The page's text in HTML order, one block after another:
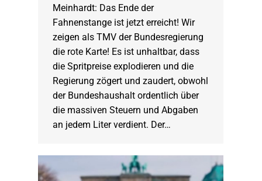
Meinhardt: Das Ende der
Fahnenstange ist jetzt erreicht! Wir
zeigen als TMV der Bundesregierung
die rote Karte! Es ist unhaltbar, dass
die Spritpreise explodieren und die
Regierung zögert und zaudert, obwohl
der Bundeshaushalt ordentlich über
die massiven Steuern und Abgaben
an jedem Liter verdient. Der…